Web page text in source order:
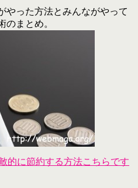
やった方法とみんながやって
のまとめ。
的に節約する方法こちらです